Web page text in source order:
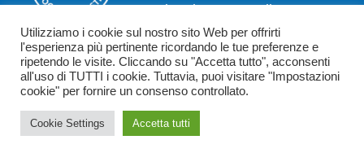
Nazionale
Dipartimenti
News
Contatti
policy
Politica dei
cookie
Copyright 2026 - Democrazia Cristiana - Piazzale Luigi Sturzo,15 - 00144
Utilizziamo i cookie sul nostro sito Web per offrirti
l'esperienza più pertinente ricordando le tue preferenze e
ripetendo le visite. Cliccando su "Accetta tutto", acconsenti
all'uso di TUTTI i cookie. Tuttavia, puoi visitare "Impostazioni
cookie" per fornire un consenso controllato.
Cookie Settings Accetta tutti